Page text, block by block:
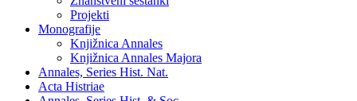
Projekti
Monografije
Knjižnica Annales
Knjižnica Annales Majora
Annales, Series Hist. Nat.
Acta Histriae